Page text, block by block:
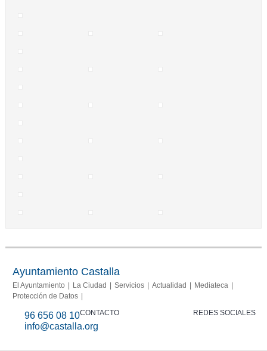
Ayuntamiento Castalla
El Ayuntamiento La Ciudad Servicios Actualidad
Mediateca
Protección de Datos
CONTACTO
96 656 08 10
info@castalla.org
REDES SOCIALES